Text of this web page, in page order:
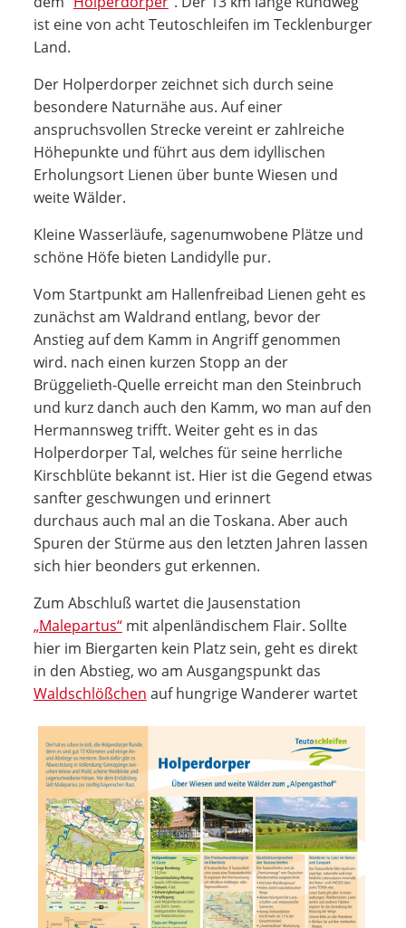
ist eine von acht Teutoschleifen im Tecklenburger
Land.
Der Holperdorper zeichnet sich durch seine
besondere Naturnähe aus. Auf einer
anspruchsvollen Strecke vereint er zahlreiche
Höhepunkte und führt aus dem idyllischen
Erholungsort Lienen über bunte Wiesen und
weite Wälder.
Kleine Wasserläufe, sagenumwobene Plätze und
schöne Höfe bieten Landidylle pur.
Vom Startpunkt am Hallenfreibad Lienen geht es
zunächst am Waldrand entlang, bevor der
Anstieg auf dem Kamm in Angriff genommen
wird. nach einen kurzen Stopp an der
Brüggelieth-Quelle erreicht man den Steinbruch
und kurz danch auch den Kamm, wo man auf den
Hermannsweg trifft. Weiter geht es in das
Holperdorper Tal, welches für seine herrliche
Kirschblüte bekannt ist. Hier ist die Gegend etwas
sanfter geschwungen und erinnert
durchaus auch mal an die Toskana. Aber auch
Spuren der Stürme aus den letzten Jahren lassen
sich hier beonders gut erkennen.
Zum Abschluß wartet die Jausenstation
„Malepartus“mit alpenländischem Flair. Sollte
hier im Biergarten kein Platz sein, geht es direkt
in den Abstieg, wo am Ausgangspunkt das
Waldschlößchen auf hungrige Wanderer wartet